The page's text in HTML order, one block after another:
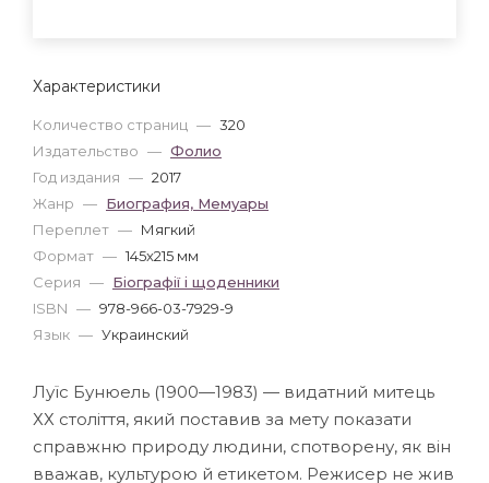
Характеристики
Количество страниц — 320
Издательство — Фолио
Год издания — 2017
Жанр — Биография, Мемуары
Переплет — Мягкий
Формат — 145x215 мм
Серия — Біографії і щоденники
ISBN — 978-966-03-7929-9
Язык — Украинский
Луїс Бунюель (1900—1983) — видатний митець
ХХ століття, який поставив за мету показати
справжню природу людини, спотворену, як він
вважав, культурою й етикетом. Режисер не жив